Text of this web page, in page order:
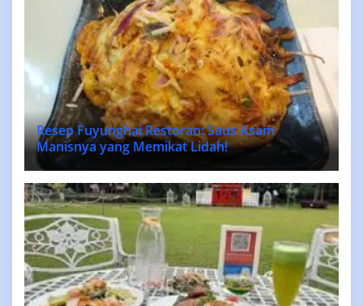
Resep Fuyunghai Restoran: Saus Asam
Manisnya yang Memikat Lidah!